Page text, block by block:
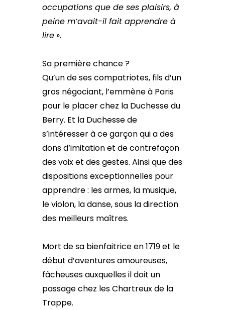
occupations que de ses plaisirs, à
peine m’avait-il fait apprendre à
lire ».
Sa première chance ?
Qu’un de ses compatriotes, fils d’un
gros négociant, l’emmène à Paris
pour le placer chez la Duchesse du
Berry. Et la Duchesse de
s’intéresser à ce garçon qui a des
dons d’imitation et de contrefaçon
des voix et des gestes. Ainsi que des
dispositions exceptionnelles pour
apprendre : les armes, la musique,
le violon, la danse, sous la direction
des meilleurs maîtres.
Mort de sa bienfaitrice en 1719 et le
début d’aventures amoureuses,
fâcheuses auxquelles il doit un
passage chez les Chartreux de la
Trappe.